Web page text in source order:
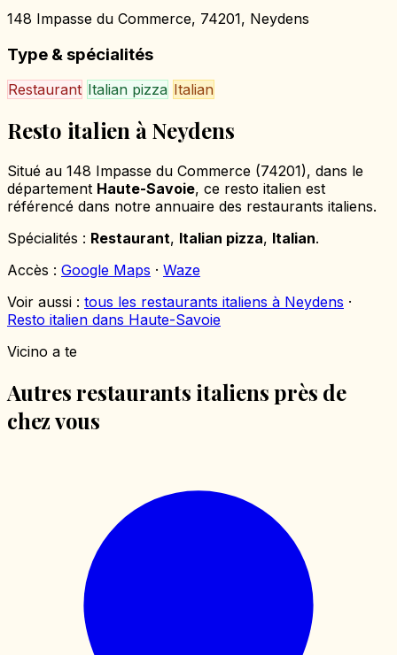
148 Impasse du Commerce, 74201, Neydens
Type & spécialités
Restaurant Italian pizza Italian
Resto italien à Neydens
Situé au 148 Impasse du Commerce (74201), dans le
département Haute-Savoie, ce resto italien est
référencé dans notre annuaire des restaurants italiens.
Spécialités : Restaurant, Italian pizza, Italian.
Accès : Google Maps · Waze
Voir aussi : tous les restaurants italiens à Neydens ·
Resto italien dans Haute-Savoie
Vicino a te
Autres restaurants italiens près de
chez vous